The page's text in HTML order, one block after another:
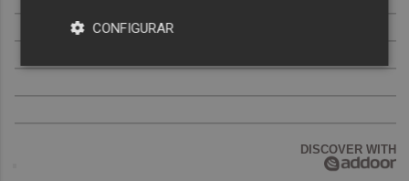
DISCOVER WITH
CONFIGURAR